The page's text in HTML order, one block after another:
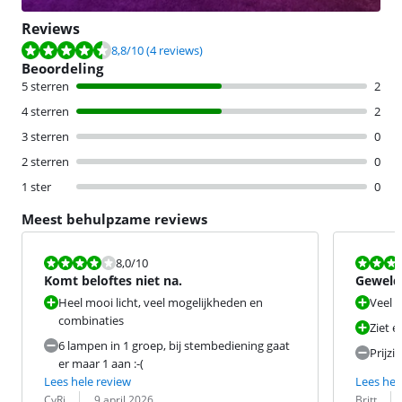
Reviews
Beoordeling is 8,8 van de 10, gebaseerd op 4 reviews.
8,8/10(4 reviews)
Beoordeling
5 sterren
2
4 sterren
2
3 sterren
0
2 sterren
0
1 ster
0
Meest behulpzame reviews
Beoordeling is 8,0 van de 10.
8,0/10
Komt beloftes niet na.
Heel mooi licht, veel mogelijkheden en
combinaties
6 lampen in 1 groep, bij stembediening gaat
er maar 1 aan :-(
Lees hele review
Beoordeling door:
Datum:
Veel
Ziet
Prijzig
Lees
Datum: